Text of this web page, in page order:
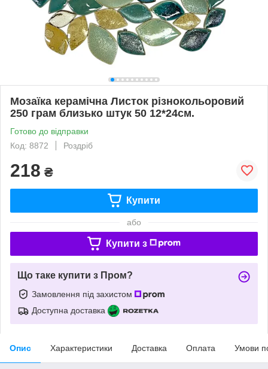
Мозаїка керамічна Листок різнокольоровий
250 грам близько штук 50 12*24см.
Готово до відправки
Код: 8872
Роздріб
218 ₴
Купити
або
Купити з
Що таке купити з Пром?
Замовлення під захистом
Доступна доставка
Опис Характеристики Доставка Оплата Умови